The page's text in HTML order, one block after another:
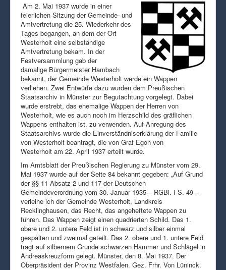
Am 2. Mai 1937 wurde in einer
feierlichen Sitzung der Gemeinde- und
Amtvertretung die 25. Wiederkehr des
Tages begangen, an dem der Ort
Westerholt eine selbständige
Amtvertretung bekam. In der
Festversammlung gab der
damalige Bürgermeister Hambach
bekannt, der Gemeinde Westerholt werde ein Wappen
verliehen. Zwei Entwürfe dazu wurden dem Preußischen
Staatsarchiv in Münster zur Begutachtung vorgelegt. Dabei
wurde erstrebt, das ehemalige Wappen der Herren von
Westerholt, wie es auch noch im Herzschild des gräflichen
Wappens enthalten ist, zu verwenden. Auf Anregung des
Staatsarchivs wurde die Einverständniserklärung der Familie
von Westerholt beantragt, die von Graf Egon von
Westerholt am 22. April 1937 erteilt wurde.
Im Amtsblatt der Preußischen Regierung zu Münster vom 29.
Mai 1937 wurde auf der Seite 84 bekannt gegeben: „Auf Grund
der §§ 11 Absatz 2 und 117 der Deutschen
Gemeindeverordnung vom 30. Januar 1935 – RGBl. I S. 49 –
verleihe ich der Gemeinde Westerholt, Landkreis
Recklinghausen, das Recht, das angeheftete Wappen zu
führen. Das Wappen zeigt einen quadrierten Schild. Das 1.
obere und 2. untere Feld ist in schwarz und silber einmal
gespalten und zweimal geteilt. Das 2. obere und 1. untere Feld
trägt auf silbernem Grunde schwarzen Hammer und Schlägel in
Andreaskreuzform gelegt. Münster, den 8. Mai 1937. Der
Oberpräsident der Provinz Westfalen. Gez. Frhr. Von Lüninck.